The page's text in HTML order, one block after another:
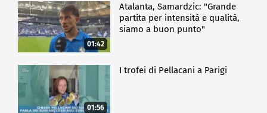
01:42
Atalanta, Samardzic: "Grande
partita per intensità e qualità,
siamo a buon punto"
01:56
I trofei di Pellacani a Parigi